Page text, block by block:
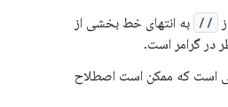
// به انتهای خط بخشی از
در گرامر است.
است که ممکن است اصطلاح